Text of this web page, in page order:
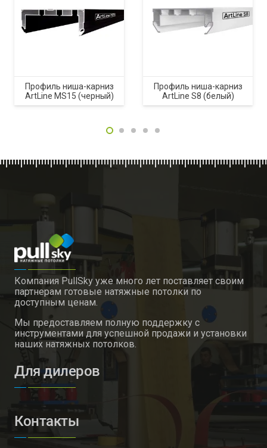
Профиль ниша-карниз
ArtLine MS15 (черный)
Профиль ниша-карниз
ArtLine S8 (белый)
Компания PullSky уже много лет поставляет своим
партнерам готовые натяжные потолки по
доступным ценам.
Мы предоставляем полную поддержку с
инструментами для успешной продажи и установки
наших натяжных потолков.
Для дилеров
Контакты